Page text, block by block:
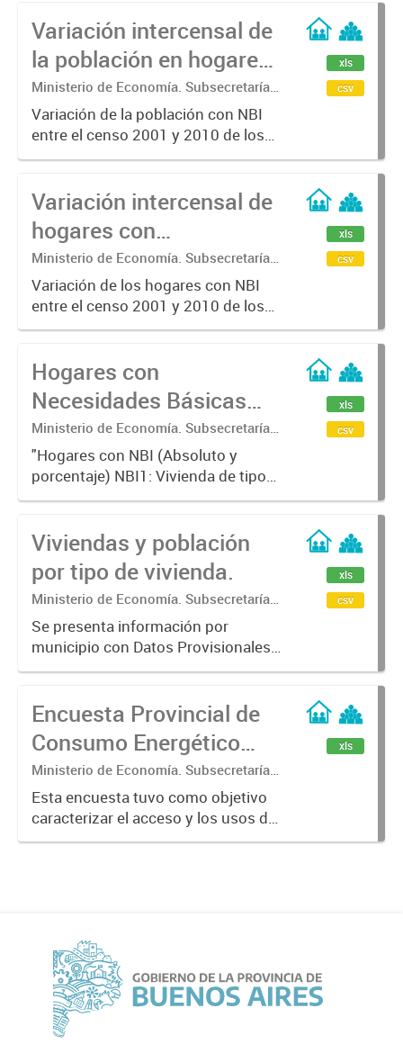
censales 1991, 2001 y 2010), según
tipo de combustible utilizado...
Variación intercensal de
la población en hogares
con Necesidades
Básicas Insatisfechas
(N.B.I).
Ministerio de Economía. Subsecretaría
de Coordinación Económica y
Estadística. Dirección Provincial de
Estadística.
Variación de la población con NBI
entre el censo 2001 y 2010 de los
Municipios de la Provincia de
xls
csv
Variación intercensal de
hogares con
Necesidades Básicas
Insatisfechas (N.B.I).
Ministerio de Economía. Subsecretaría
de Coordinación Económica y
Estadística. Dirección Provincial de
Estadística.
Variación de los hogares con NBI
entre el censo 2001 y 2010 de los
Municipios de la Provincia de
xls
csv
Hogares con
Necesidades Básicas
Insatisfechas (N.B.I).
Ministerio de Economía. Subsecretaría
de Coordinación Económica y
Estadística. Dirección Provincial de
Estadística.
"Hogares con NBI (Absoluto y
porcentaje) NBI1: Vivienda de tipo
inconveniente (vivienda de
NBI2: Viviendas sin cuarto de baño
NBI3: Hacinamiento critico...
xls
csv
Viviendas y población
por tipo de vivienda.
Ministerio de Economía. Subsecretaría
de Coordinación Económica y
Estadística. Dirección Provincial de
Estadística.
Se presenta información por
municipio con Datos Provisionales
del año censal 2022. Las categorías
Población en viviendas particulares,
Viviendas colectivas, Población...
xls
csv
Encuesta Provincial de
Consumo Energético
para uso Residencial
(EPCER 2023)
Ministerio de Economía. Subsecretaría
de Coordinación Económica y
Estadística. Dirección Provincial de
Estadística.
Esta encuesta tuvo como objetivo
caracterizar el acceso y los usos de
la energía, además de recopilar
xls